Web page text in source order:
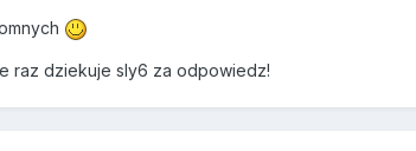
raz dziekuje sly6 za odpowiedz!